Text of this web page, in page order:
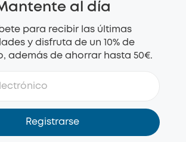
al día
para recibir las últimas
y disfruta de un 10% de
además de ahorrar hasta 50€.
Registrarse